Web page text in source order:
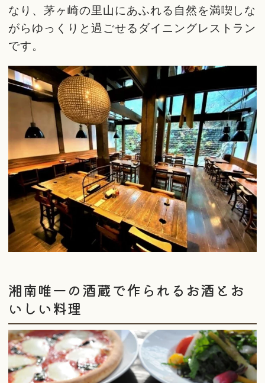
なり、茅ヶ崎の里山にあふれる自然を満喫しな
がらゆっくりと過ごせるダイニングレストラン
です。
湘南唯一の酒蔵で作られるお酒とお
いしい料理